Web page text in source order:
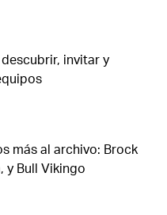
invitar y
más al archivo: Brock
y Bull Vikingo